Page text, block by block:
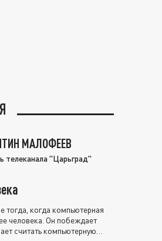
МАЛОФЕЕВ
телеканала "Царьград"
когда компьютерная
человека. Он побеждает
считать компьютерную